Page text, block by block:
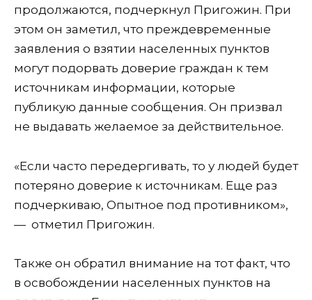
продолжаются, подчеркнул Пригожин. При
этом он заметил, что преждевременные
заявления о взятии населенных пунктов
могут подорвать доверие граждан к тем
источникам информации, которые
публикую данные сообщения. Он призвал
не выдавать желаемое за действительное.
«Если часто передергивать, то у людей будет
потеряно доверие к источникам. Еще раз
подчеркиваю, Опытное под противником»,
— отметил Пригожин.
Также он обратил внимание на тот факт, что
в освобождении населенных пунктов на